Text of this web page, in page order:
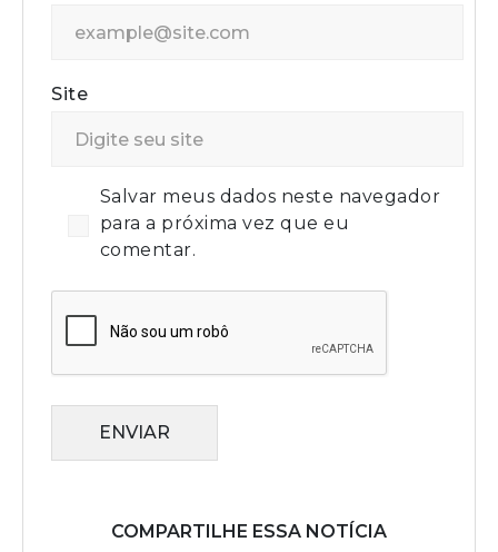
Site
Salvar meus dados neste navegador
para a próxima vez que eu
comentar.
ENVIAR
COMPARTILHE ESSA NOTÍCIA